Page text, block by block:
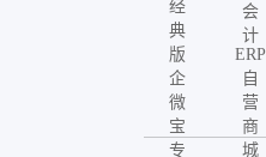
经
典
版
企
微
宝
专
会
计
ERP
自
营
商
城